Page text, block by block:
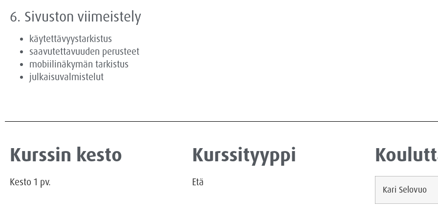
6. Sivuston viimeistely
käytettävyystarkistus
saavutettavuuden perusteet
mobiilinäkymän tarkistus
julkaisuvalmistelut
Kurssin kesto
Kesto 1 pv.
Kurssityyppi
Etä
Kari Selovuo